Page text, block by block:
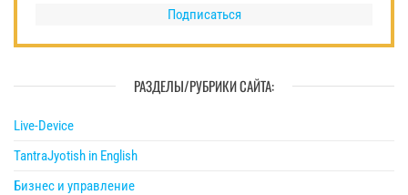
Подписаться
РАЗДЕЛЫ/РУБРИКИ САЙТА:
Live-Device
TantraJyotish in English
Бизнес и управление